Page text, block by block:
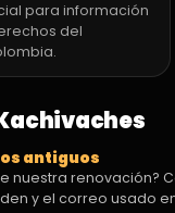
para información
del
antiguos
nuestra renovación?
y el correo usado